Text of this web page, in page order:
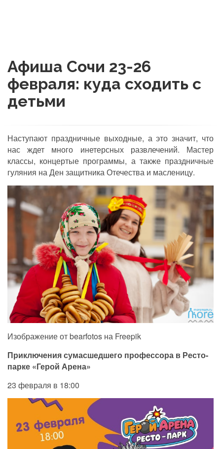
Афиша Сочи 23-26
февраля: куда сходить с
детьми
Наступают праздничные выходные, а это значит, что
нас ждет много инетерсных развлечений. Мастер
классы, концертые программы, а также праздничные
гуляния на Ден защитника Отечества и масленицу.
Изображение от bearfotos на Freepik
Приключения сумасшедшего профессора в Ресто-
парке «Герой Арена»
23 февраля в 18:00